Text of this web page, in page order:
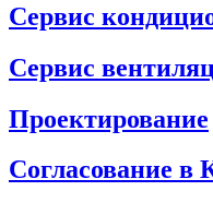
Сервис
Сервис
Проектирование
Согласование в